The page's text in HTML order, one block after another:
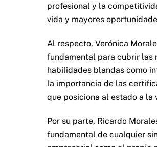
profesional y la
vida y mayores
Al respecto, Verónica
fundamental para cubrir las
habilidades blandas como
la importancia de las
que posiciona al estado a la
Por su parte, Ricardo
fundamental de cualquier